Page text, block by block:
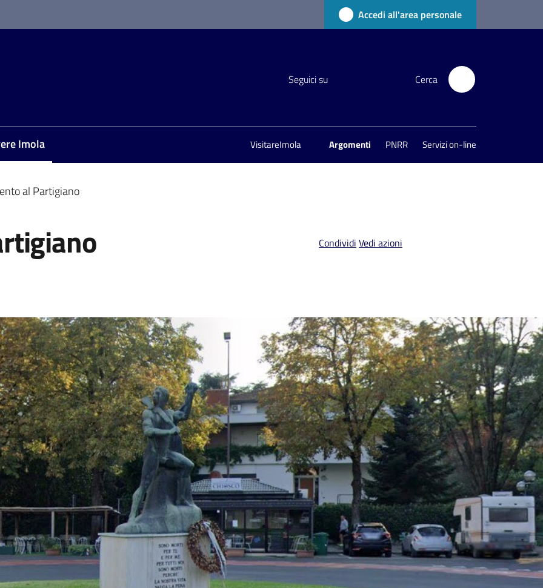
Accedi all'area personale
Seguici su Cerca
Imola
selezionato VisitareImola Argomenti PNRR Servizi on-line
al Partigiano
Condividi Vedi azioni